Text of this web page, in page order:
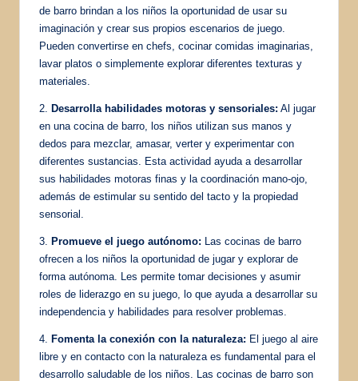
de barro brindan a los niños la oportunidad de usar su
imaginación y crear sus propios escenarios de juego.
Pueden convertirse en chefs, cocinar comidas imaginarias,
lavar platos o simplemente explorar diferentes texturas y
materiales.
2. Desarrolla habilidades motoras y sensoriales: Al jugar
en una cocina de barro, los niños utilizan sus manos y
dedos para mezclar, amasar, verter y experimentar con
diferentes sustancias. Esta actividad ayuda a desarrollar
sus habilidades motoras finas y la coordinación mano-ojo,
además de estimular su sentido del tacto y la propiedad
sensorial.
3. Promueve el juego autónomo: Las cocinas de barro
ofrecen a los niños la oportunidad de jugar y explorar de
forma autónoma. Les permite tomar decisiones y asumir
roles de liderazgo en su juego, lo que ayuda a desarrollar su
independencia y habilidades para resolver problemas.
4. Fomenta la conexión con la naturaleza: El juego al aire
libre y en contacto con la naturaleza es fundamental para el
desarrollo saludable de los niños. Las cocinas de barro son